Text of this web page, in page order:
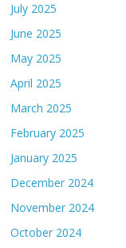
July 2025
June 2025
May 2025
April 2025
March 2025
February 2025
January 2025
December 2024
November 2024
October 2024